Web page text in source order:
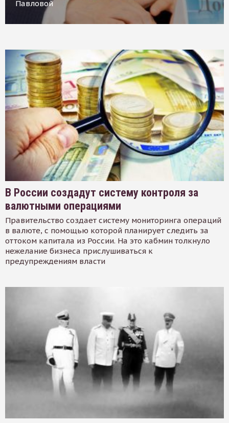
Павловой
В России создадут систему контроля за
валютными операциями
Правительство создает систему мониторинга операций
в валюте, с помощью которой планирует следить за
оттоком капитала из России. На это кабмин толкнуло
нежелание бизнеса прислушиваться к
предупреждениям власти